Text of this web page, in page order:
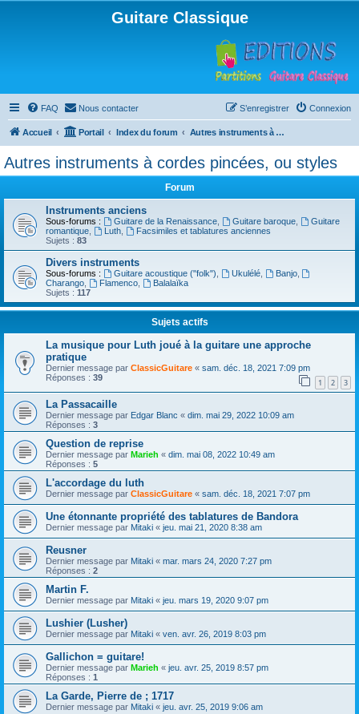
Guitare Classique
FAQ Nous contacter Connexion
S’enregistrer
Accueil Portail Index du forum Autres instruments à cordes pincées, ou styles
Autres instruments à cordes pincées, ou styles
Forum
Instruments anciens
Sous-forums : Guitare de la Renaissance, Guitare baroque,
Guitare
romantique
Luth,
Facsimiles et tablatures anciennes
Sujets : 83
Divers instruments
Sous-forums : Guitare acoustique ("folk") Ukulélé, Banjo,
Charango
Flamenco,
Balalaïka
Sujets : 117
Sujets actifs
La musique pour Luth joué à la guitare une approche
pratique
Dernier message par ClassicGuitare « sam. déc. 18, 2021 7:09 pm
Réponses : 39 1 2 3
La Passacaille
Dernier message par Edgar Blanc « dim. mai 29, 2022 10:09 am
Réponses : 3
Question de reprise
Dernier message par Marieh « dim. mai 08, 2022 10:49 am
Réponses : 5
L'accordage du luth
Dernier message par ClassicGuitare « sam. déc. 18, 2021 7:07 pm
Une étonnante propriété des tablatures de Bandora
Dernier message par Mitaki « jeu. mai 21, 2020 8:38 am
Reusner
Dernier message par Mitaki « mar. mars 24, 2020 7:27 pm
Réponses : 2
Martin F.
Dernier message par Mitaki « jeu. mars 19, 2020 9:07 pm
Lushier (Lusher)
Dernier message par Mitaki « ven. avr. 26, 2019 8:03 pm
Gallichon = guitare!
Dernier message par Marieh « jeu. avr. 25, 2019 8:57 pm
Réponses : 1
La Garde, Pierre de ; 1717
Dernier message par Mitaki « jeu. avr. 25, 2019 9:06 am